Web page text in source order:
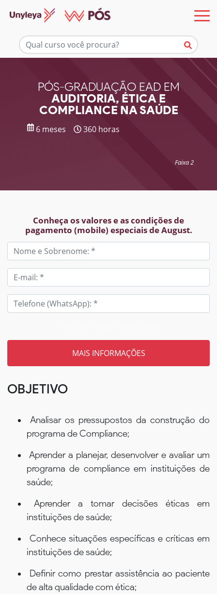
PÓS-GRADUAÇÃO EAD EM
AUDITORIA, ÉTICA E
COMPLIANCE NA SAÚDE
6 meses 360 horas
Faixa 2
Conheça os valores e as condições de
pagamento (mobile) especiais de August.
Mais informações
OBJETIVO
Analisar os pressupostos da construção do
programa de Compliance;
Aprender a planejar, desenvolver e avaliar um
programa de compliance em instituições de
saúde;
Aprender a tomar decisões éticas em
instituições de saúde;
Conhece situações específicas e críticas em
instituições de saúde;
Definir como prestar assistência ao paciente
de alta qualidade com ética;